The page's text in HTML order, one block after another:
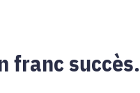
franc succès.